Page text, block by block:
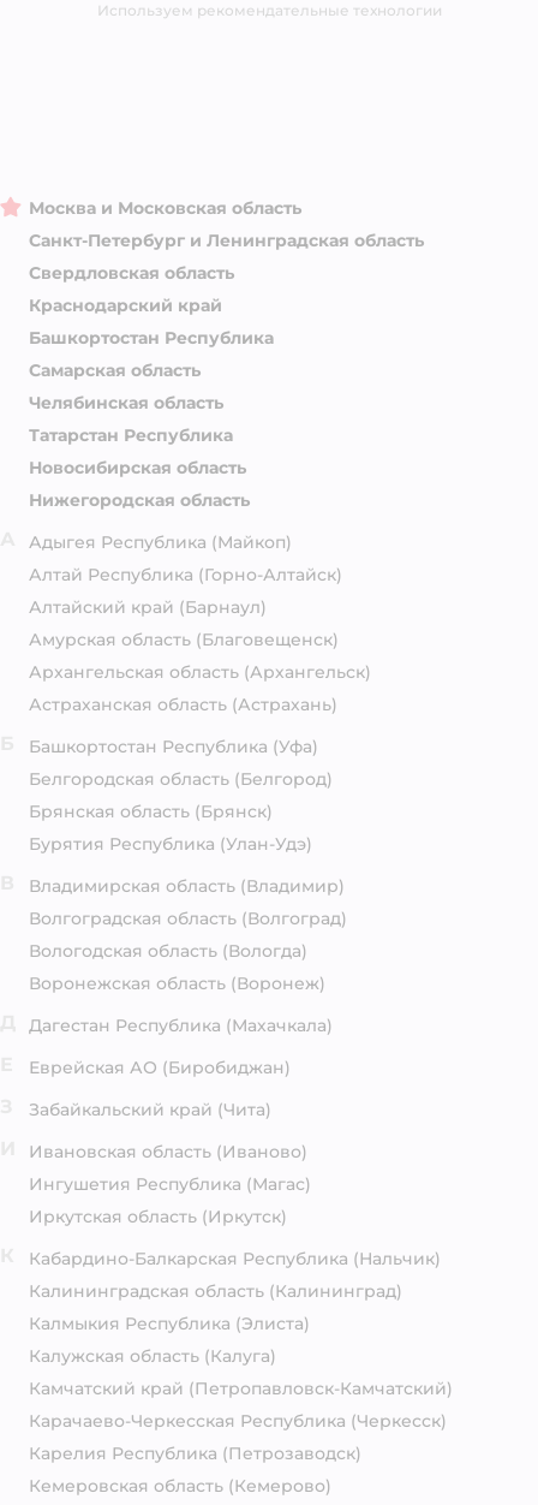
Используем рекомендательные технологии
Москва и Московская область
Санкт-Петербург и Ленинградская область
Свердловская область
Краснодарский край
Башкортостан Республика
Самарская область
Челябинская область
Татарстан Республика
Новосибирская область
Нижегородская область
Адыгея Республика (Майкоп)
Алтай Республика (Горно-Алтайск)
Алтайский край (Барнаул)
Амурская область (Благовещенск)
Архангельская область (Архангельск)
Астраханская область (Астрахань)
Башкортостан Республика (Уфа)
Белгородская область (Белгород)
Брянская область (Брянск)
Бурятия Республика (Улан-Удэ)
Владимирская область (Владимир)
Волгоградская область (Волгоград)
Вологодская область (Вологда)
Воронежская область (Воронеж)
Дагестан Республика (Махачкала)
Еврейская АО (Биробиджан)
Забайкальский край (Чита)
Ивановская область (Иваново)
Ингушетия Республика (Магас)
Иркутская область (Иркутск)
Кабардино-Балкарская Республика (Нальчик)
Калининградская область (Калининград)
Калмыкия Республика (Элиста)
Калужская область (Калуга)
Камчатский край (Петропавловск-Камчатский)
Карачаево-Черкесская Республика (Черкесск)
Карелия Республика (Петрозаводск)
Кемеровская область (Кемерово)